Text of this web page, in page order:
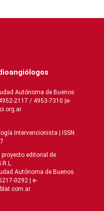
Autónoma de Buenos
2117 / 4953-7310 |e-
Intervencionista | ISSN
proyecto editorial de
Autónoma de Buenos
0292 | e-